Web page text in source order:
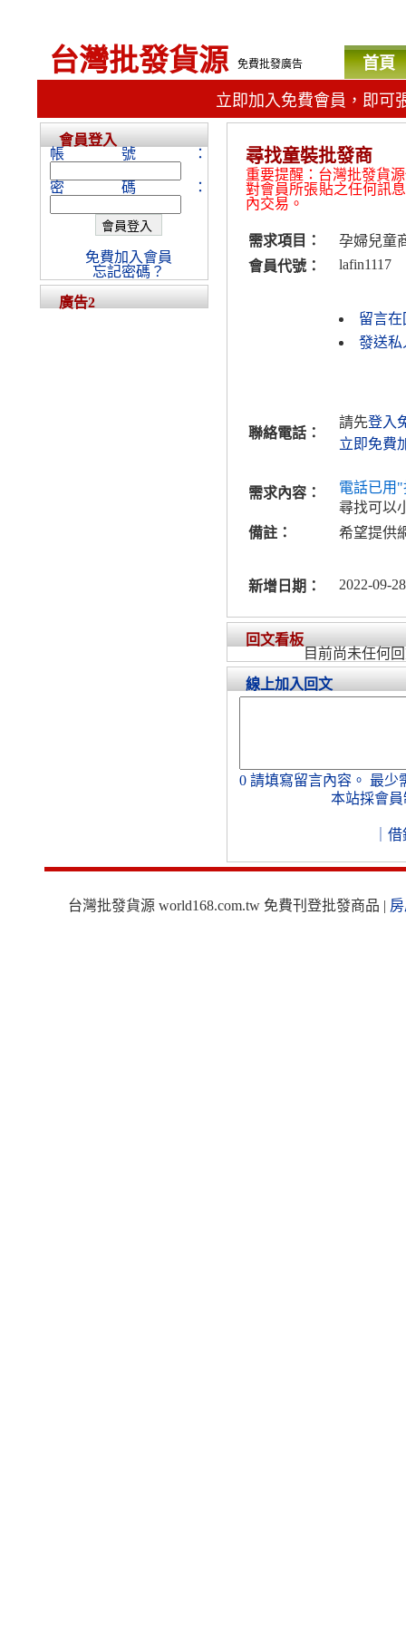
台灣批發貨源 免費批發廣告 首頁
立即加入免費會員，即可
尋找童裝批發商
重要提醒：台灣批發貨
對會員所張貼之任何訊
內交易。
需求項目：
孕婦兒童
會員代號：
lafin1117
留言
發送私
聯絡電話：
請先登入
立即免費
需求內容：
電話已用
尋找可以
備註：
希望提供
新增日期： 2022-09-
回文看板
目前尚未任何
線上加入回文
0 請填寫留言內容。 最少
本站採會員
借
會員登入
帳號：
密碼：
免費加入會員
忘記密碼？
廣告2
台灣批發貨源 world168.com.tw 免費刊登批發商品 |